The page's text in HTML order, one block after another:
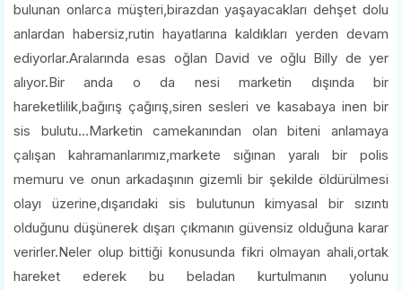
bulunan onlarca müşteri,birazdan yaşayacakları dehşet dolu
anlardan habersiz,rutin hayatlarına kaldıkları yerden devam
ediyorlar.Aralarında esas oğlan David ve oğlu Billy de yer
alıyor.Bir anda o da nesi marketin dışında bir
hareketlilik,bağırış çağırış,siren sesleri ve kasabaya inen bir
sis bulutu…Marketin camekanından olan biteni anlamaya
çalışan kahramanlarımız,markete sığınan yaralı bir polis
memuru ve onun arkadaşının gizemli bir şekilde öldürülmesi
olayı üzerine,dışarıdaki sis bulutunun kimyasal bir sızıntı
olduğunu düşünerek dışarı çıkmanın güvensiz olduğuna karar
verirler.Neler olup bittiği konusunda fikri olmayan ahali,ortak
hareket ederek bu beladan kurtulmanın yolunu